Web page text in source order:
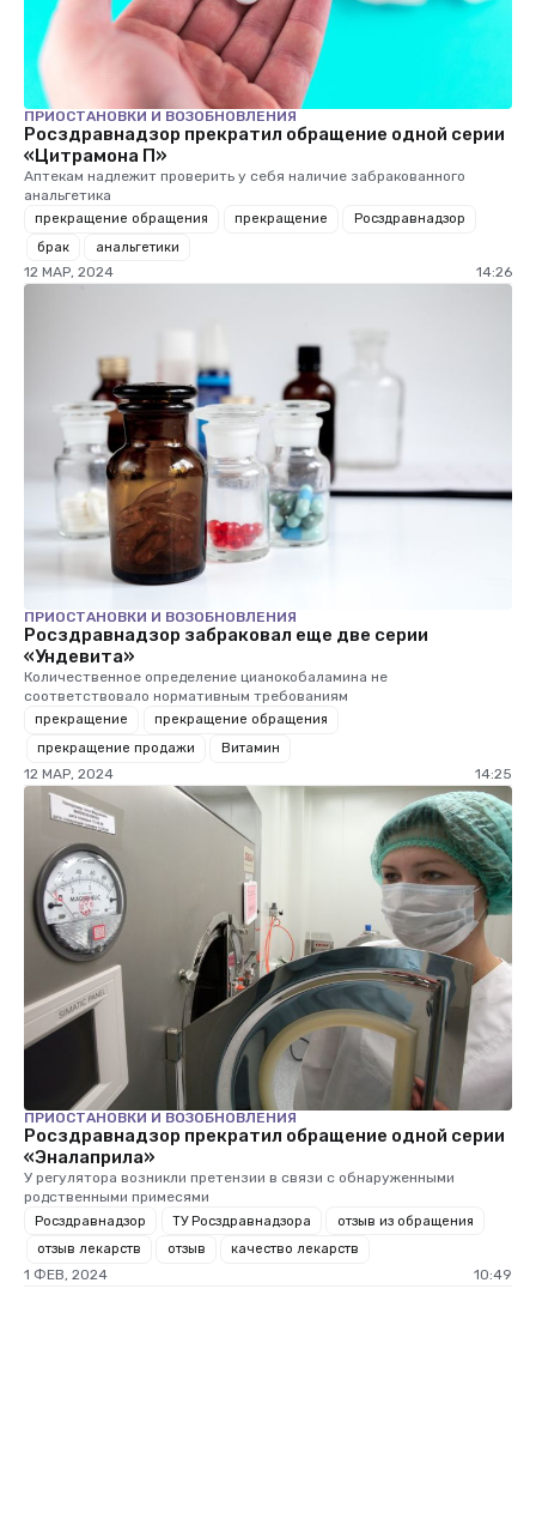
ПРИОСТАНОВКИ И ВОЗОБНОВЛЕНИЯ
Росздравнадзор прекратил обращение одной серии
«Цитрамона П»
Аптекам надлежит проверить у себя наличие забракованного
анальгетика
прекращение обращения прекращение
Росздравнадзор
брак
анальгетики
12 МАР, 2024 14:26
ПРИОСТАНОВКИ И ВОЗОБНОВЛЕНИЯ
Росздравнадзор забраковал еще две серии
«Ундевита»
Количественное определение цианокобаламина не
соответствовало нормативным требованиям
прекращение
прекращение обращения
прекращение продажи
Витамин
12 МАР, 2024 14:25
ПРИОСТАНОВКИ И ВОЗОБНОВЛЕНИЯ
Росздравнадзор прекратил обращение одной серии
«Эналаприла»
У регулятора возникли претензии в связи с обнаруженными
родственными примесями
Росздравнадзор ТУ Росздравнадзора
отзыв из обращения
отзыв лекарств
отзыв качество лекарств
1 ФЕВ, 2024 10:49